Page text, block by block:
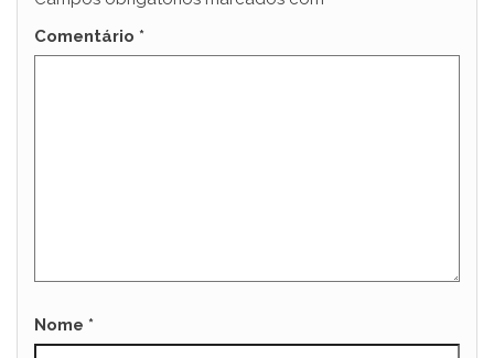
Comentário *
Nome *